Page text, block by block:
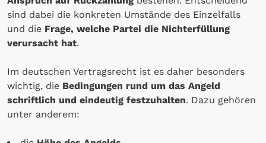
sind dabei die konkreten Umstände des Einzelfalls
und die Frage, welche Partei die Nichterfüllung
verursacht hat.
Im deutschen Vertragsrecht ist es daher besonders
wichtig, die Bedingungen rund um das Angeld
schriftlich und eindeutig festzuhalten. Dazu gehören
unter anderem: